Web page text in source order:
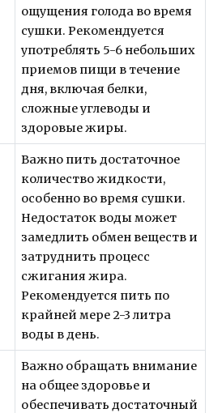
ощущения голода во время
сушки. Рекомендуется
употреблять 5-6 небольших
приемов пищи в течение
дня, включая белки,
сложные углеводы и
здоровые жиры.
Важно пить достаточное
количество жидкости,
особенно во время сушки.
Недостаток воды может
замедлить обмен веществ и
затруднить процесс
сжигания жира.
Рекомендуется пить по
крайней мере 2-3 литра
воды в день.
Важно обращать внимание
на общее здоровье и
обеспечивать достаточный